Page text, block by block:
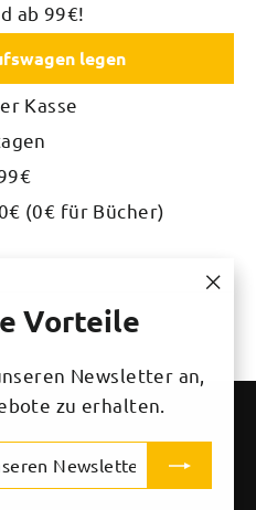
Vorteile
Newsletter an,
zu erhalten.
ab 99€!
legen
Kasse
(0€ für Bücher)